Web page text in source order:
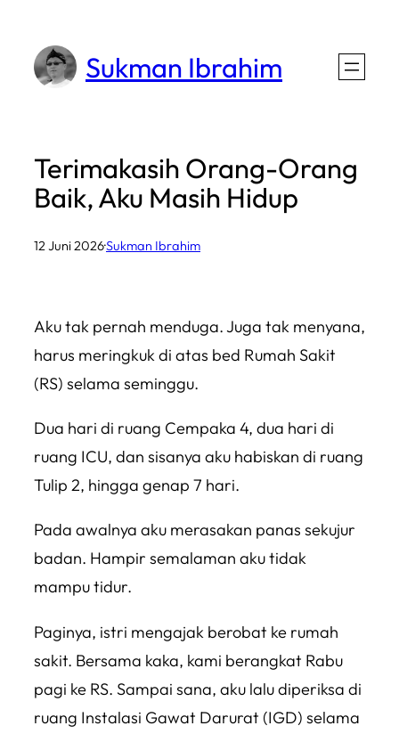
konten
Sukman Ibrahim
Terimakasih Orang-Orang
Baik, Aku Masih Hidup
12 Juni 2026·Sukman Ibrahim
Aku tak pernah menduga. Juga tak menyana,
harus meringkuk di atas bed Rumah Sakit
(RS) selama seminggu.
Dua hari di ruang Cempaka 4, dua hari di
ruang ICU, dan sisanya aku habiskan di ruang
Tulip 2, hingga genap 7 hari.
Pada awalnya aku merasakan panas sekujur
badan. Hampir semalaman aku tidak
mampu tidur.
Paginya, istri mengajak berobat ke rumah
sakit. Bersama kaka, kami berangkat Rabu
pagi ke RS. Sampai sana, aku lalu diperiksa di
ruang Instalasi Gawat Darurat (IGD) selama